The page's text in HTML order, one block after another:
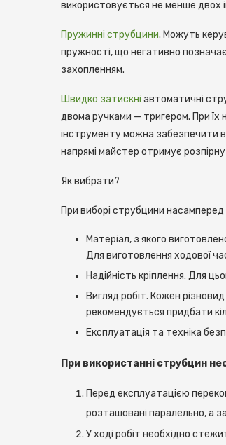
використовується не менше двох
Пружинні струбцини. Можуть
пружності, що негативно
захопленням.
Швидко затискні автоматичні
двома ручками — тригером. При їх
інструменту можна забезпечити
напрямі майстер отримує
Як вибрати?
При виборі струбцини
Матеріал, з якого
Для виготовлення ходової
Надійність кріплення. Для
Вигляд робіт. Кожен
рекомендується придбати
Експлуатація та техніка
При використанні струбцин
Перед експлуатацією
розташовані паралельно, а
У ході робіт необхідно